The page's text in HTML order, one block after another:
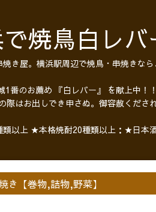
で焼鳥白レ
き屋。横浜駅周辺で焼鳥・串焼きなら
番のお薦め 『白レバー』 を献上中！
際はお出しでき申さぬ。御容赦くださ
以上 ★本格焼酎20種類以上：★日本
き【巻物,詰物,野菜】